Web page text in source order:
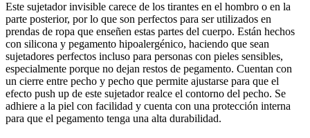
Este sujetador invisible carece de los tirantes en el hombro o en la
parte posterior, por lo que son perfectos para ser utilizados en
prendas de ropa que enseñen estas partes del cuerpo. Están hechos
con silicona y pegamento hipoalergénico, haciendo que sean
sujetadores perfectos incluso para personas con pieles sensibles,
especialmente porque no dejan restos de pegamento. Cuentan con
un cierre entre pecho y pecho que permite ajustarse para que el
efecto push up de este sujetador realce el contorno del pecho. Se
adhiere a la piel con facilidad y cuenta con una protección interna
para que el pegamento tenga una alta durabilidad.